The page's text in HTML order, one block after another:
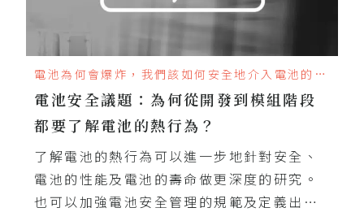
電池為何會爆炸，我們該如何安全地介入電池的熱
管理
電池安全議題：為何從開發到模組階段
都要了解電池的熱行為？
了解電池的熱行為可以進一步地針對安全、
電池的性能及電池的壽命做更深度的研究。
也可以加強電池安全管理的規範及定義出最